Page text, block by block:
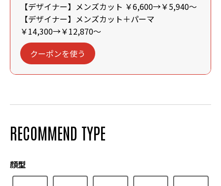
【デザイナー】メンズカット ￥6,600→￥5,940～
【デザイナー】メンズカット＋パーマ
￥14,300→￥12,870～
クーポンを使う
RECOMMEND TYPE
顔型